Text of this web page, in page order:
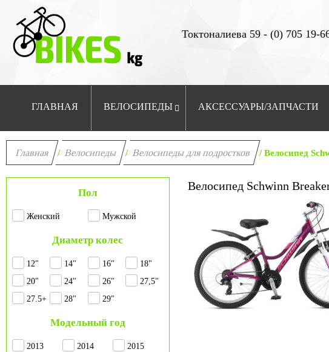
Токтоналиева 59 - (0) 705 19-
ГЛАВНАЯ ВЕЛОСИПЕДЫ АКСЕССУАРЫ/ЗАПЧАСТИ
Главная / Велосипеды / Велосипеды для подростков / Велосипед
Пол
Женский Мужской
Диаметр колес
12" 14" 16"
18"
20"
24" 26"
27,5"
27.5+
28" 29"
Модельный год
2013 2014
2015
Велосипед Schwinn